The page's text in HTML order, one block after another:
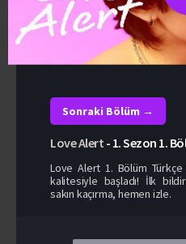
Sonraki Bölüm →
Love Alert - 1. Sezon 1.
Love Alert 1. Bölüm Türkçe
kalitesiyle başladı! İlk
sakın kaçırma, hemen izle.